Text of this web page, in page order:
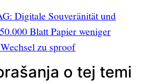
Digitale Souveränität und
Blatt Papier weniger
zu sproof
o tej temi